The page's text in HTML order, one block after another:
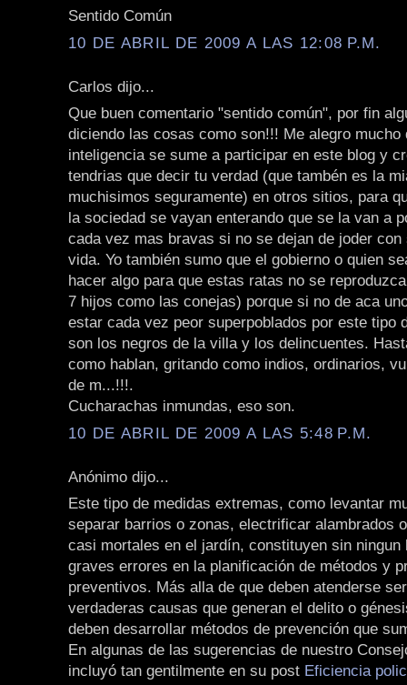
Sentido Común
10 DE ABRIL DE 2009 A LAS 12:08 P.M.
Carlos dijo...
Que buen comentario "sentido común", por fin
diciendo las cosas como son!!! Me alegro mucho
inteligencia se sume a participar en este blog y
tendrias que decir tu verdad (que tambén es la
muchisimos seguramente) en otros sitios, para
la sociedad se vayan enterando que se la van a
cada vez mas bravas si no se dejan de joder con
vida. Yo también sumo que el gobierno o quien
hacer algo para que estas ratas no se
7 hijos como las conejas) porque si no de aca
estar cada vez peor superpoblados por este tipo
son los negros de la villa y los delincuentes.
como hablan, gritando como indios, ordinarios,
de m...!!!.
Cucharachas inmundas, eso son.
10 DE ABRIL DE 2009 A LAS 5:48 P.M.
Anónimo dijo...
Este tipo de medidas extremas, como levantar
separar barrios o zonas, electrificar alambrados
casi mortales en el jardín, constituyen sin ningun
graves errores en la planificación de métodos y
preventivos. Más alla de que deben atenderse
verdaderas causas que generan el delito o
deben desarrollar métodos de prevención que
En algunas de las sugerencias de nuestro
incluyó tan gentilmente en su post Eficiencia